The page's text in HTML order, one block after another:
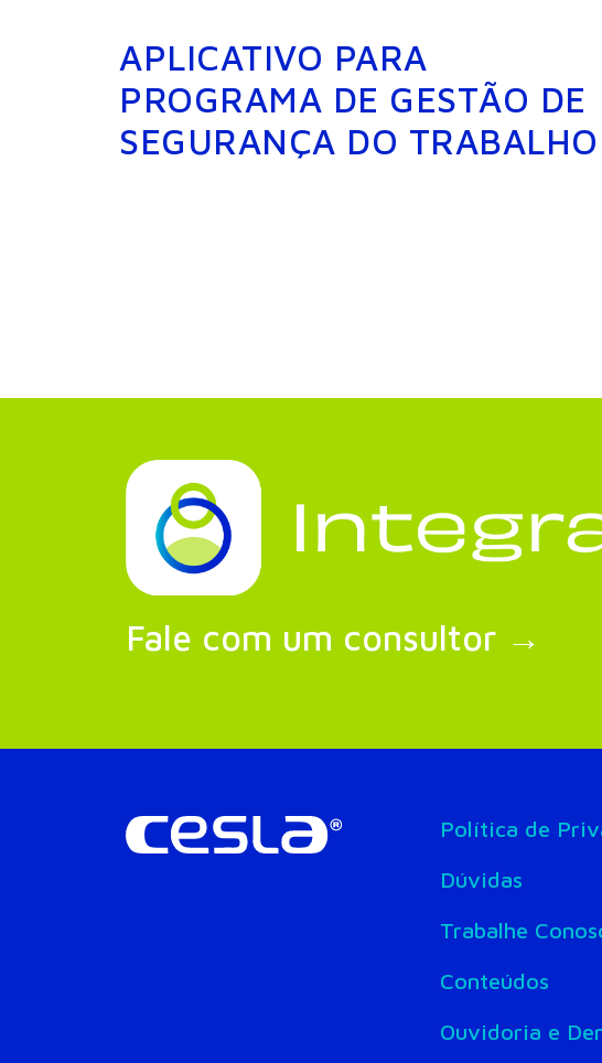
APLICATIVO PARA
PROGRAMA DE GESTÃO DE
SEGURANÇA DO TRABALHO
Fale com um consultor →
Política de
Dúvidas
Trabalhe
Conteúdos
Ouvidoria e